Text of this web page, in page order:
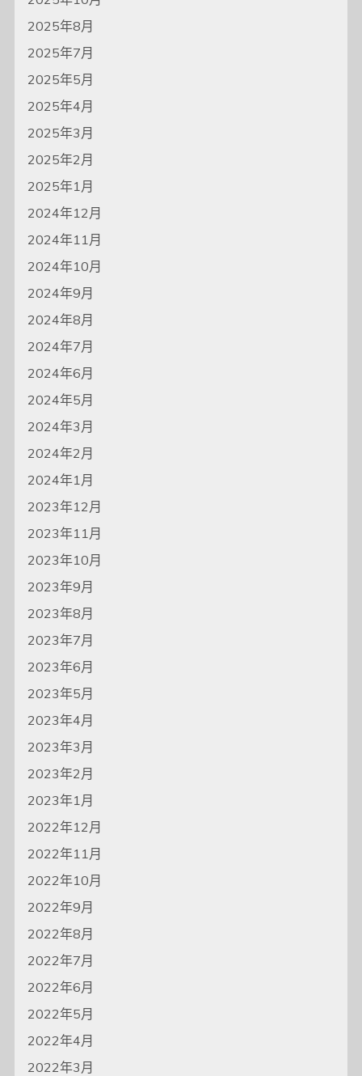
2025年8月
2025年7月
2025年5月
2025年4月
2025年3月
2025年2月
2025年1月
2024年12月
2024年11月
2024年10月
2024年9月
2024年8月
2024年7月
2024年6月
2024年5月
2024年3月
2024年2月
2024年1月
2023年12月
2023年11月
2023年10月
2023年9月
2023年8月
2023年7月
2023年6月
2023年5月
2023年4月
2023年3月
2023年2月
2023年1月
2022年12月
2022年11月
2022年10月
2022年9月
2022年8月
2022年7月
2022年6月
2022年5月
2022年4月
2022年3月